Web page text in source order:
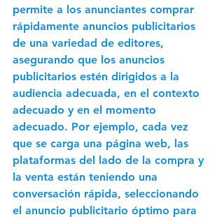
permite a los anunciantes comprar
rápidamente anuncios publicitarios
de una variedad de editores,
asegurando que los anuncios
publicitarios estén dirigidos a la
audiencia adecuada, en el contexto
adecuado y en el momento
adecuado. Por ejemplo, cada vez
que se carga una página web, las
plataformas del lado de la compra y
la venta están teniendo una
conversación rápida, seleccionando
el anuncio publicitario óptimo para